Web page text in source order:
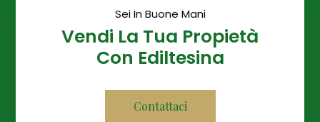
Sei In Buone Mani
Vendi La Tua Propietà
Con Ediltesina
Contattaci